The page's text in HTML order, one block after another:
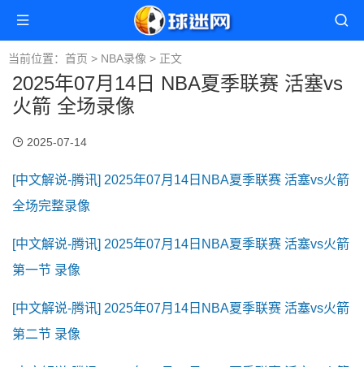
当前位置： 首页 > NBA录像 > 正文
2025年07月14日 NBA夏季联赛 活塞vs
火箭 全场录像
2025-07-14
[中文解说-腾讯] 2025年07月14日NBA夏季联赛 活塞vs火箭
全场完整录像
[中文解说-腾讯] 2025年07月14日NBA夏季联赛 活塞vs火箭
第一节 录像
[中文解说-腾讯] 2025年07月14日NBA夏季联赛 活塞vs火箭
第二节 录像